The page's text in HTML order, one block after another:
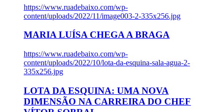
https://www.ruadebaixo.com/wp-
content/uploads/2022/11/image003-2-335x256.jpg
MARIA LUÍSA CHEGA A BRAGA
https://www.ruadebaixo.com/wp-
content/uploads/2022/10/lota-da-esquina-sala-agua-2-
335x256.jpg
LOTA DA ESQUINA: UMA NOVA
DIMENSÃO NA CARREIRA DO CHEF